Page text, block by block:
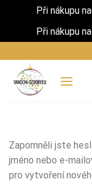
Při nákupu
Při nákupu
na
obsah
Zapomněli jste
jméno nebo e-
pro vytvoření